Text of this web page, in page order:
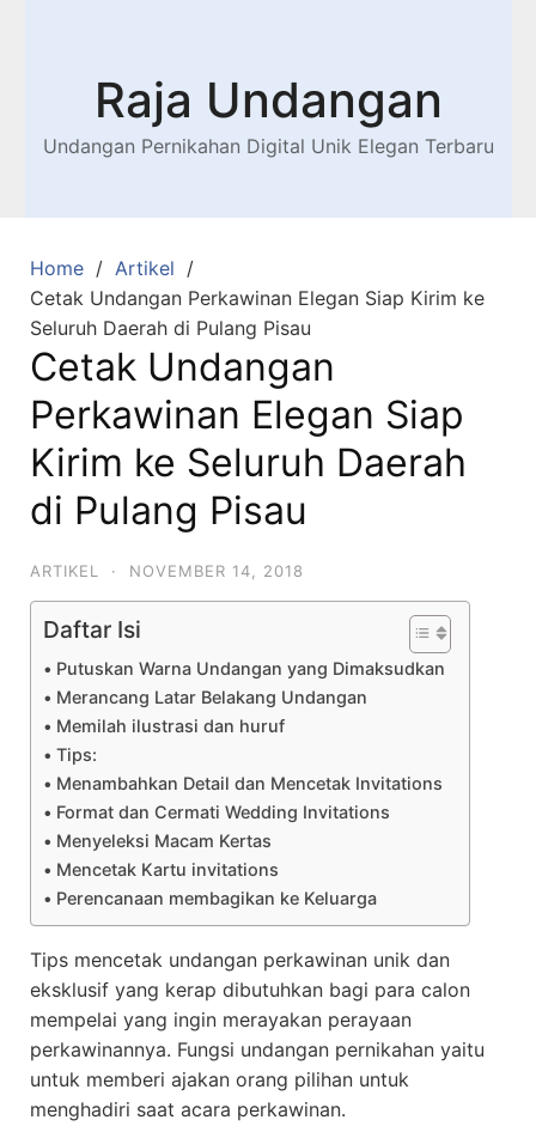
Raja Undangan
Undangan Pernikahan Digital Unik Elegan Terbaru
Home
Artikel
Cetak Undangan Perkawinan Elegan Siap Kirim ke
Seluruh Daerah di Pulang Pisau
Cetak Undangan
Perkawinan Elegan Siap
Kirim ke Seluruh Daerah
di Pulang Pisau
ARTIKEL · NOVEMBER 14, 2018
Daftar Isi
Putuskan Warna Undangan yang Dimaksudkan
Merancang Latar Belakang Undangan
Memilah ilustrasi dan huruf
Tips:
Menambahkan Detail dan Mencetak Invitations
Format dan Cermati Wedding Invitations
Menyeleksi Macam Kertas
Mencetak Kartu invitations
Perencanaan membagikan ke Keluarga
Tips mencetak undangan perkawinan unik dan
eksklusif yang kerap dibutuhkan bagi para calon
mempelai yang ingin merayakan perayaan
perkawinannya. Fungsi undangan pernikahan yaitu
untuk memberi ajakan orang pilihan untuk
menghadiri saat acara perkawinan.